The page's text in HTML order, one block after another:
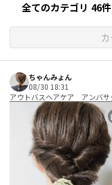
全てのカテゴリ 46件
ちゃんみょん
08/30 18:31
アウトバスヘアケア アンバサ
ー Ｂコース：＼使って編み出
ヘアアレンジ考案コース